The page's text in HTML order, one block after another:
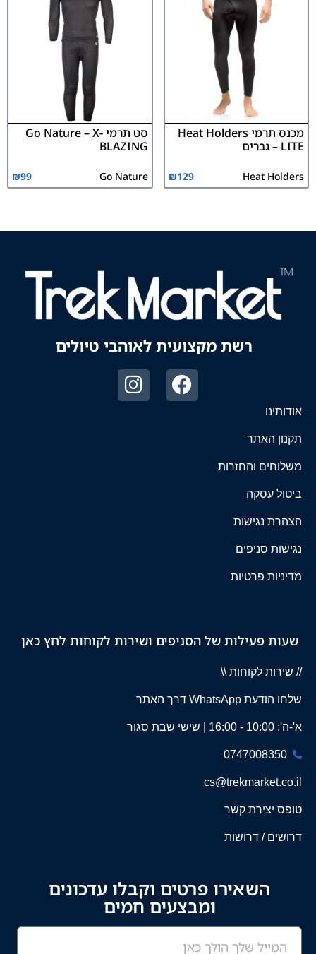
מכנס תרמי Heat Holders
LITE – גברים
Heat Holders
₪129
סט תרמי Go Nature – X-
BLAZING
Go Nature
₪99
רשת מקצועית לאוהבי טיולים
אודותינו
תקנון האתר
משלוחים והחזרות
ביטול עסקה
הצהרת נגישות
נגישות סניפים
מדיניות פרטיות
שעות פעילות של הסניפים ושירות לקוחות לחץ כאן
// שירות לקוחות \\
שלחו הודעת WhatsApp דרך האתר
א'-ה': 10:00 - 16:00 | שישי שבת סגור
0747008350
cs@trekmarket.co.il
טופס יצירת קשר
דרושים / דרושות
השאירו פרטים וקבלו עדכונים
ומבצעים חמים